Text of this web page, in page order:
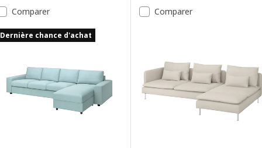
Comparer
Dernière chance d'achat
Comparer